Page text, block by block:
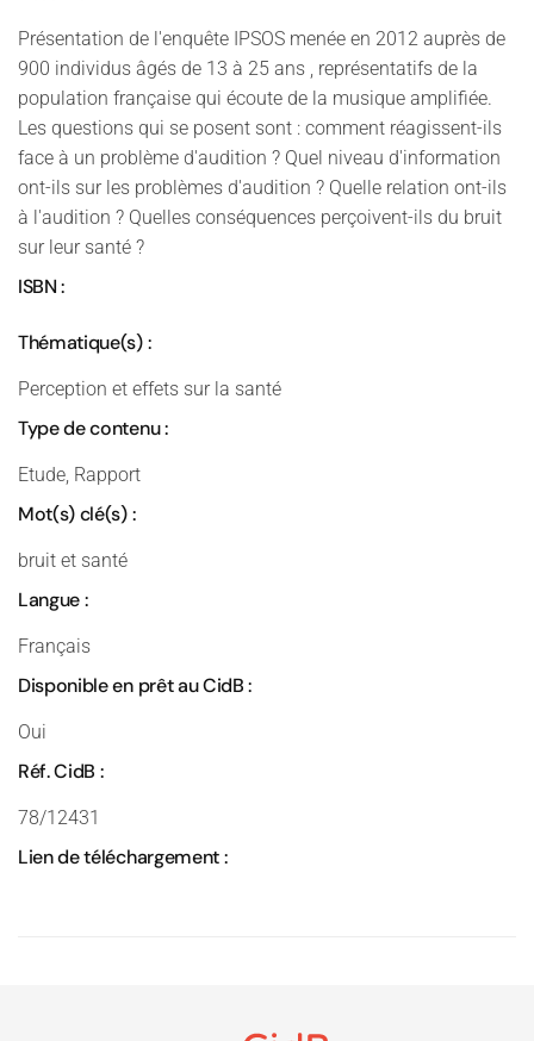
Présentation de l'enquête IPSOS menée en 2012 auprès de
900 individus âgés de 13 à 25 ans , représentatifs de la
population française qui écoute de la musique amplifiée.
Les questions qui se posent sont : comment réagissent-ils
face à un problème d'audition ? Quel niveau d'information
ont-ils sur les problèmes d'audition ? Quelle relation ont-ils
à l'audition ? Quelles conséquences perçoivent-ils du bruit
sur leur santé ?
ISBN :
Thématique(s) :
Perception et effets sur la santé
Type de contenu :
Etude, Rapport
Mot(s) clé(s) :
bruit et santé
Langue :
Français
Disponible en prêt au CidB :
Oui
Réf. CidB :
78/12431
Lien de téléchargement :